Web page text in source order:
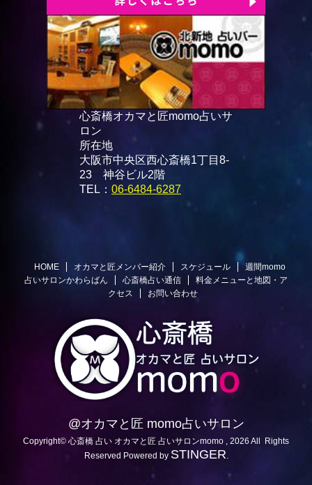
心斎橋オカマと匠momo占いサ
ロン
所在地
大阪市中央区西心斎橋1丁目8-
23 神谷ビル2階
TEL： 06-6484-6287
HOME オカマと匠メンバー紹介 スケジュール
週間momo
占いサロンかわらばん
心斎橋占い通信
料金メニューと地図・ア
クセス
お問い合わせ
@オカマと匠 momo占いサロン
Copyright© 心斎橋 占い オカマと匠 占いサロンmomo , 2026 All Rights
Reserved Powered by STINGER